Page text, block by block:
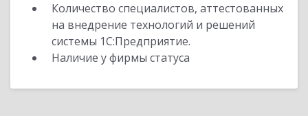
Количество специалистов, аттестованных
на внедрение технологий и решений
системы 1С:Предприятие.
Наличие у фирмы статуса